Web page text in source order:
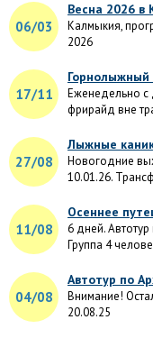
06/03
Весна 2026 в
Калмыкия,
2026
17/11
Горнолыжный
Еженедельно с
фрирайд вне
27/08
Лыжные
Новогодние
10.01.26.
11/08
Осеннее
6 дней.
Группа 4
04/08
Автотур по
Внимание!
20.08.25